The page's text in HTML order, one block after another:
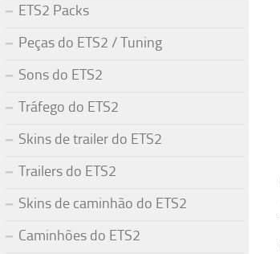
ETS2 Packs
Peças do ETS2 / Tuning
Sons do ETS2
Tráfego do ETS2
Skins de trailer do ETS2
Trailers do ETS2
Skins de caminhão do ETS2
Caminhões do ETS2